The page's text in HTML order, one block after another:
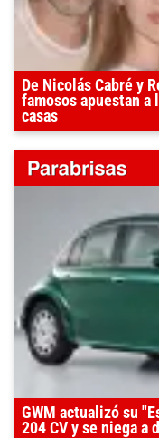
De Nicolás Cabré y
famosos apuestan a
casas
GWM actualizó su
204 CV y se niega a